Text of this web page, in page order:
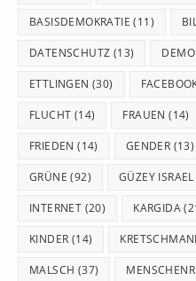
BASISDEMOKRATIE (11)
DATENSCHUTZ (13)
ETTLINGEN (30)
FLUCHT (14) FRAUEN (14)
FRIEDEN (14) GENDER (13)
GRÜNE (92) GÜZEY ISRAEL
INTERNET (20) KARGIDA
KINDER (14)
MALSCH (37)